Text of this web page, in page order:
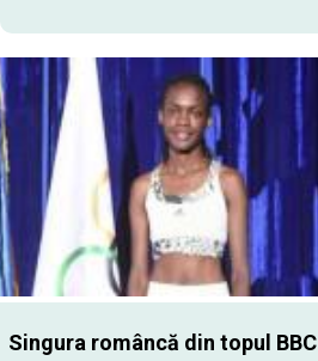
Singura româncă din topul BBC